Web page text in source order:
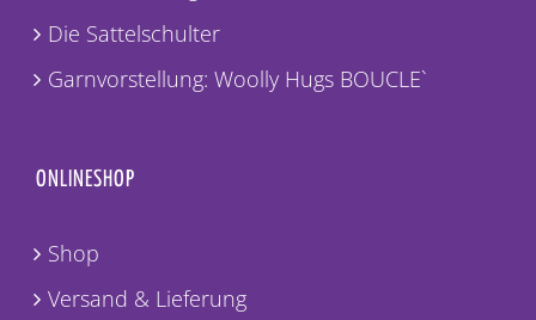
Die Sattelschulter
Garnvorstellung: Woolly Hugs BOUCLE`
ONLINESHOP
Shop
Versand & Lieferung